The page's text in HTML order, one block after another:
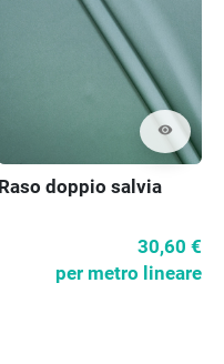
visibility
Raso doppio salvia
30,60 €
per metro lineare